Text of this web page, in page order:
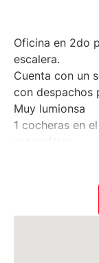
Oficina en 2do
escalera.
Cuenta con un
con despachos
Muy lumionsa
1 cocheras en
automático.
2 baños de
Unidad con 2